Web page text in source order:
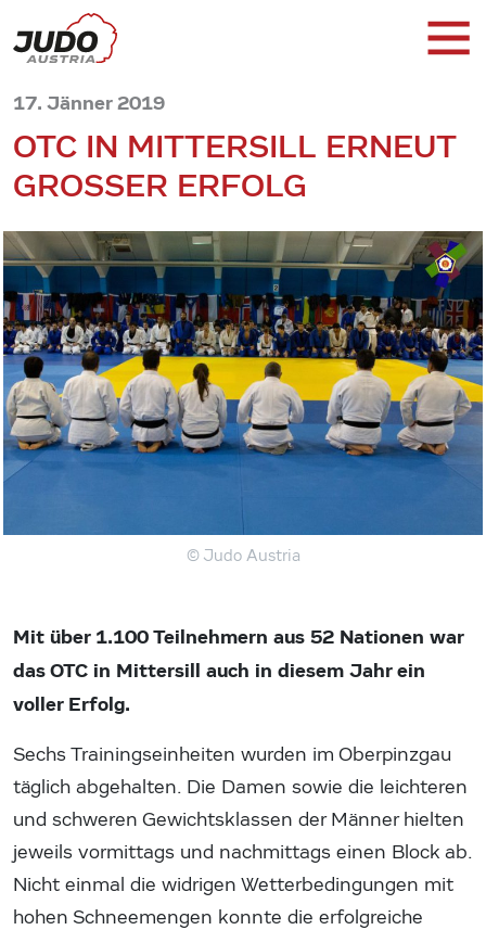
17. Jänner 2019
OTC IN MITTERSILL ERNEUT
GROSSER ERFOLG
© Judo Austria
Mit über 1.100 Teilnehmern aus 52 Nationen war
das OTC in Mittersill auch in diesem Jahr ein
voller Erfolg.
Sechs Trainingseinheiten wurden im Oberpinzgau
täglich abgehalten. Die Damen sowie die leichteren
und schweren Gewichtsklassen der Männer hielten
jeweils vormittags und nachmittags einen Block ab.
Nicht einmal die widrigen Wetterbedingungen mit
hohen Schneemengen konnte die erfolgreiche